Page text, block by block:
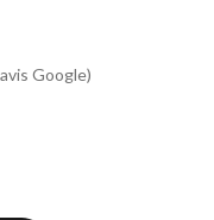
Google)